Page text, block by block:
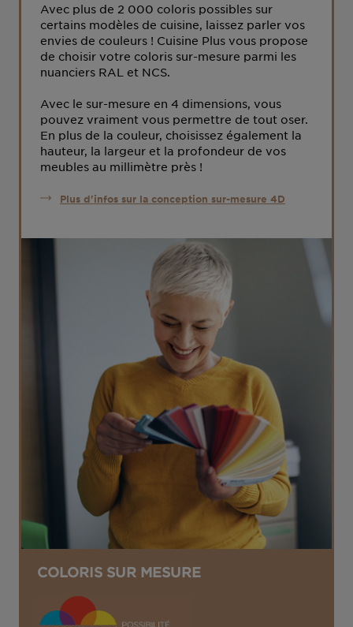
Avec plus de 2 000 coloris possibles sur
certains modèles de cuisine, laissez parler vos
envies de couleurs ! Cuisine Plus vous propose
de choisir votre coloris sur-mesure parmi les
nuanciers RAL et NCS.
Avec le sur-mesure en 4 dimensions, vous
pouvez vraiment vous permettre de tout oser.
En plus de la couleur, choisissez également la
hauteur, la largeur et la profondeur de vos
meubles au millimètre près !
Plus d'infos sur la conception sur-mesure 4D
COLORIS SUR MESURE